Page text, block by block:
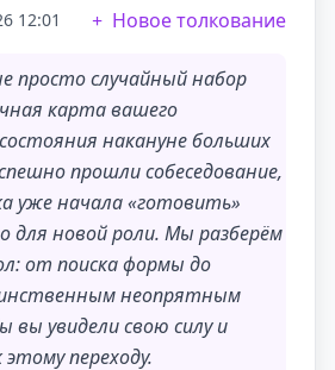
12:01 Новое толкование
просто случайный набор
карта вашего
накануне больших
прошли собеседование,
уже начала «готовить»
для новой роли. Мы разберём
от поиска формы до
неопрятным
вы увидели свою силу и
переходу.